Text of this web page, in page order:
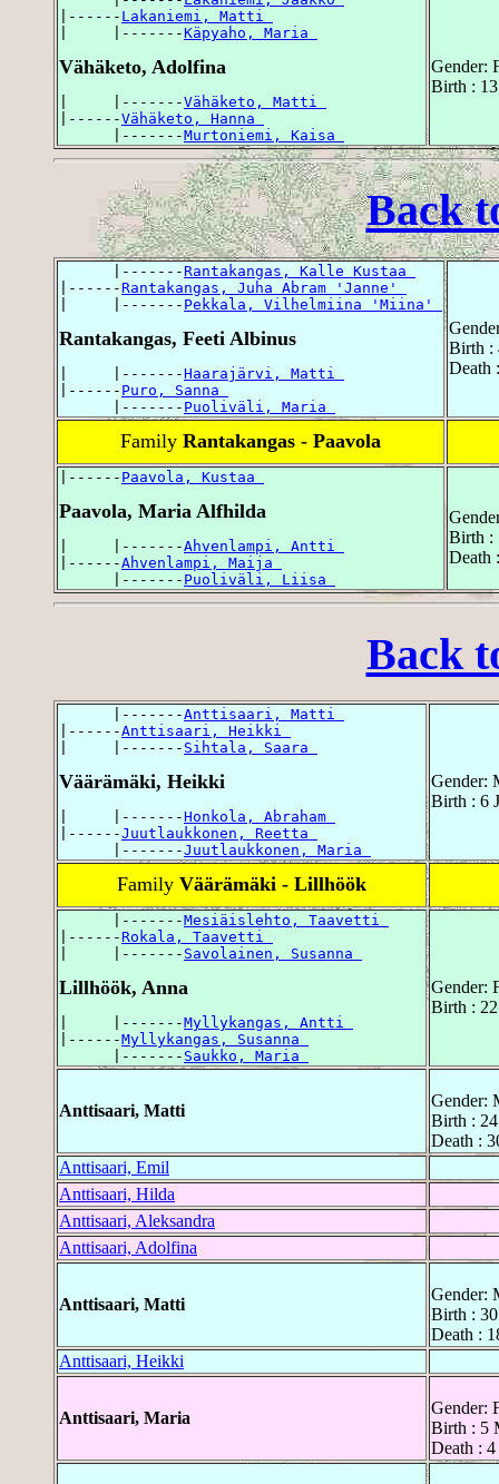
|------ Lakaniemi, Matti
|     |-------Käpyaho, Maria
Vähäketo, Adolfina
|     |-------Vähäketo, Matti
|------Vähäketo, Hanna
      |-------
Murtoniemi, Kaisa
Gender:
Birth :
Back
      |-------
Rantakangas, Kalle Kustaa
|------Rantakangas, Juha Abram 'Janne'
|     |------- Pekkala, Vilhelmiina 'Miina'
Rantakangas, Feeti Albinus
|     |-------Haarajärvi, Matti
|------ Puro, Sanna
      |-------
Puoliväli, Maria
Birth :
Death
Family Rantakangas - Paavola
|------ Paavola, Kustaa
Paavola, Maria Alfhilda
|     |-------Ahvenlampi, Antti
|------Ahvenlampi, Maija
      |-------
Puoliväli, Liisa
Birth :
Death
Back
      |-------
Anttisaari, Matti
|------Anttisaari, Heikki
|     |------- Sihtala, Saara
Väärämäki, Heikki
|     |-------Honkola, Abraham
|------Juutlaukkonen, Reetta
      |-------
Juutlaukkonen, Maria
Gender:
Birth : 6
Family Väärämäki - Lillhöök
      |-------
Mesiäislehto, Taavetti
|------Rokala, Taavetti
|     |------- Savolainen, Susanna
Lillhöök, Anna
|     |-------Myllykangas, Antti
|------Myllykangas, Susanna
      |-------
Saukko, Maria
Gender:
Birth :
Anttisaari, Matti
Gender:
Birth :
Death :
Anttisaari, Emil
Anttisaari, Hilda
Anttisaari, Aleksandra
Anttisaari, Adolfina
Anttisaari, Matti
Gender:
Birth :
Death :
Anttisaari, Heikki
Anttisaari, Maria
Gender:
Birth : 5
Death :